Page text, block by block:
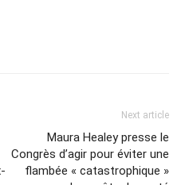
Next article
Maura Healey presse le
Congrès d’agir pour éviter une
flambée « catastrophique »